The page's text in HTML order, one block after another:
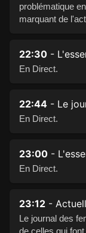
problématique
marquant de
22:30 -
En Direct.
22:44 - Le
En Direct.
23:00 -
En Direct.
23:12 -
Le journal des